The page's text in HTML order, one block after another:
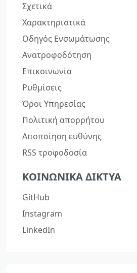
Σχετικά
Χαρακτηριστικά
Οδηγός Ενσωμάτωσης
Ανατροφοδότηση
Επικοινωνία
Ρυθμίσεις
Όροι Υπηρεσίας
Πολιτική απορρήτου
Αποποίηση ευθύνης
RSS τροφοδοσία
ΚΟΙΝΩΝΙΚΆ ΔΊΚΤΥΑ
GitHub
Instagram
LinkedIn